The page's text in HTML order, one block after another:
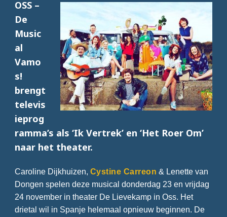
OSS –
De
Music
al
Vamo
s!
brengt
televis
ieprog
ramma’s als ‘Ik Vertrek’ en ‘Het Roer Om’
naar het theater.
Caroline Dijkhuizen, Cystine Carreon & Lenette van
Dongen spelen deze musical donderdag 23 en vrijdag
24 november in theater De Lievekamp in Oss. Het
drietal wil in Spanje helemaal opnieuw beginnen. De